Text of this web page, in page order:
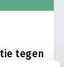
tegen